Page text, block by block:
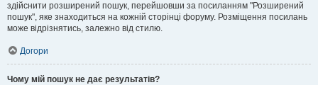
здійснити розширений пошук, перейшовши за посиланням "Розширений
пошук", яке знаходиться на кожній сторінці форуму. Розміщення посилань
може відрізнятись, залежно від стилю.
Догори
Чому мій пошук не дає результатів?